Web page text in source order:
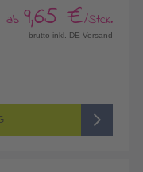
ab 9,65 €/Stck.
brutto inkl. DE-Versand